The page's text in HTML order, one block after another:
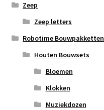
Zeep
Zeep letters
Robotime Bouwpakketten
Houten Bouwsets
Bloemen
Klokken
Muziekdozen